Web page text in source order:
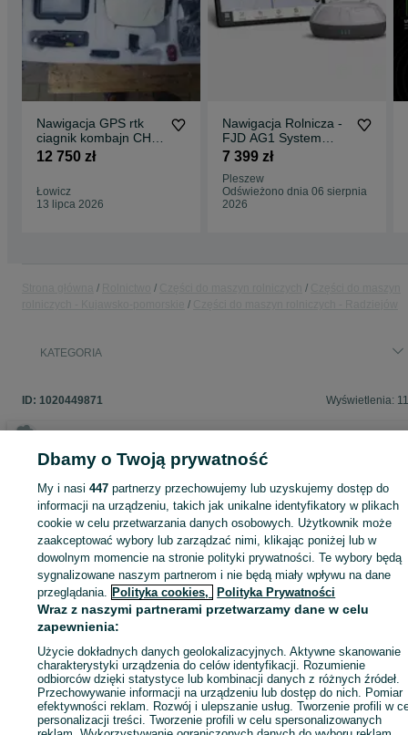
Nawigacja GPS rtk
ciagnik kombajn CHC
NAV nowy zestaw
12 750 zł
Łowicz
13 lipca 2026
Nawigacja Rolnicza -
FJD AG1 System
Prowadzenia
cm
7 399 zł
Pleszew
Odświeżono dnia 06 sierpnia
2026
KATEGORIA
ID: 1020449871 Wyświetlenia:
Zaloguj się lub załóż konto na OLX, aby skontaktować się z
sprzedającym
Zaloguj się / Załóż konto
Zadzwoń / SMS Wyślij wiadomość
Dbamy o Twoją prywatność
My i nasi447 partnerzy przechowujemy lub uzyskujemy dostęp do
informacji na urządzeniu, takich jak unikalne identyfikatory w plikach
cookie w celu przetwarzania danych osobowych. Użytkownik może
zaakceptować wybory lub zarządzać nimi, klikając poniżej lub w
dowolnym momencie na stronie polityki prywatności. Te wybory będą
sygnalizowane naszym partnerom i nie będą miały wpływu na dane
przeglądania. Polityka cookies, Polityka Prywatności
Wraz z naszymi partnerami przetwarzamy dane w celu
zapewnienia:
Użycie dokładnych danych geolokalizacyjnych. Aktywne skanowanie
charakterystyki urządzenia do celów identyfikacji. Rozumienie
odbiorców dzięki statystyce lub kombinacji danych z różnych źródeł.
Przechowywanie informacji na urządzeniu lub dostęp do nich. Pomiar
efektywności reklam. Rozwój i ulepszanie usług. Tworzenie profili w
personalizacji treści. Tworzenie profili w celu spersonalizowanych